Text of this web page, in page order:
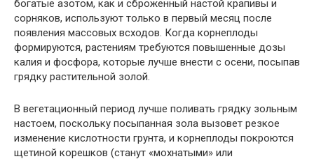
богатые азотом, как и сброженный настой крапивы и
сорняков, используют только в первый месяц после
появления массовых всходов. Когда корнеплоды
формируются, растениям требуются повышенные дозы
калия и фосфора, которые лучше внести с осени, посыпав
грядку растительной золой.
В вегетационный период лучше поливать грядку зольным
настоем, поскольку посыпанная зола вызовет резкое
изменение кислотности грунта, и корнеплоды покроются
щетиной корешков (станут «мохнатыми» или